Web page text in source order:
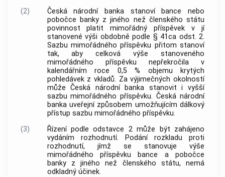
(2)
Česká národní banka stanoví bance nebo
pobočce banky z jiného než členského státu
povinnost platit mimořádný příspěvek v jí
stanovené výši obdobně podle § 41ca odst. 2.
Sazbu mimořádného příspěvku přitom stanoví
tak, aby celková výše stanoveného
mimořádného příspěvku nepřekročila v
kalendářním roce 0,5 % objemu krytých
pohledávek z vkladů. Za výjimečných okolností
může Česká národní banka stanovit i vyšší
sazbu mimořádného příspěvku. Česká národní
banka uveřejní způsobem umožňujícím dálkový
přístup sazbu mimořádného příspěvku.
(3)
Řízení podle odstavce 2 může být zahájeno
vydáním rozhodnutí. Podání rozkladu proti
rozhodnutí, jímž se stanovuje výše
mimořádného příspěvku bance a pobočce
banky z jiného než členského státu, nemá
odkladný účinek.